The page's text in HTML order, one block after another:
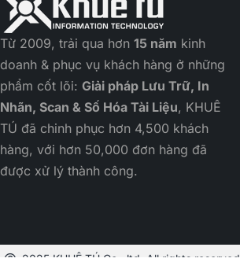
Từ 2009, trải qua hơn 15 năm kinh
doanh & phục vụ khách hàng ở những
phẩm cốt lõi: Giải pháp Lưu Trữ, In
Nhãn, Scan & Số Hóa Tài Liệu, KHUÊ
TÚ đã chinh phục hơn 4,500 khách
hàng, với hơn 50,000 đơn hàng đã
được xử lý thành công.
2025 KHUÊ TÚ Co., ltd. All rights reserved.